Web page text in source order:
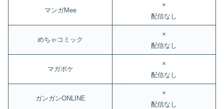
マンガMee
×
配信なし
めちゃコミック
×
配信なし
マガポケ
×
配信なし
ガンガンONLINE
×
配信なし